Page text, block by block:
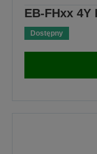
EB-FHxx 4Y
Dostępny